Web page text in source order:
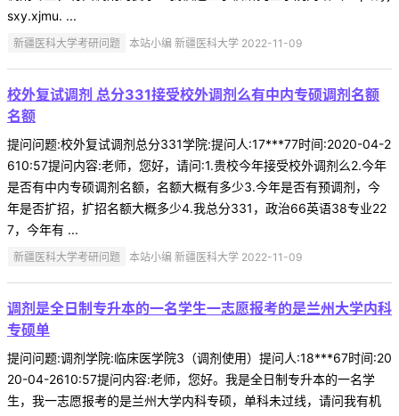
sxy.xjmu. ...
新疆医科大学考研问题 本站小编 新疆医科大学 2022-11-09
校外复试调剂 总分331接受校外调剂么有中内专硕调剂名额
名额
提问问题:校外复试调剂总分331学院:提问人:17***77时间:2020-04-2
610:57提问内容:老师，您好，请问:1.贵校今年接受校外调剂么2.今年
是否有中内专硕调剂名额，名额大概有多少3.今年是否有预调剂，今
年是否扩招，扩招名额大概多少4.我总分331，政治66英语38专业22
7，今年有 ...
新疆医科大学考研问题 本站小编 新疆医科大学 2022-11-09
调剂是全日制专升本的一名学生一志愿报考的是兰州大学内科
专硕单
提问问题:调剂学院:临床医学院3（调剂使用）提问人:18***67时间:20
20-04-2610:57提问内容:老师，您好。我是全日制专升本的一名学
生，我一志愿报考的是兰州大学内科专硕，单科未过线，请问我有机